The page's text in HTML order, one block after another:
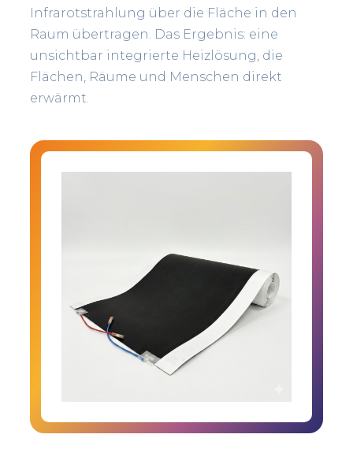
Infrarotstrahlung über die Fläche in den
Raum übertragen. Das Ergebnis: eine
unsichtbar integrierte Heizlösung, die
Flächen, Räume und Menschen direkt
erwärmt.